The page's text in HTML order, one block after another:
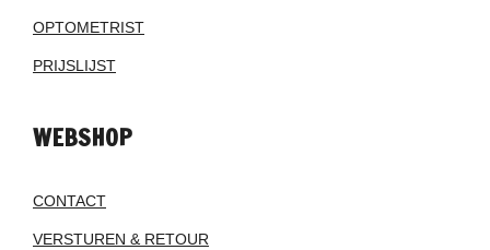
OPTOMETRIST
PRIJSLIJST
WEBSHOP
CONTACT
VERSTUREN & RETOUR